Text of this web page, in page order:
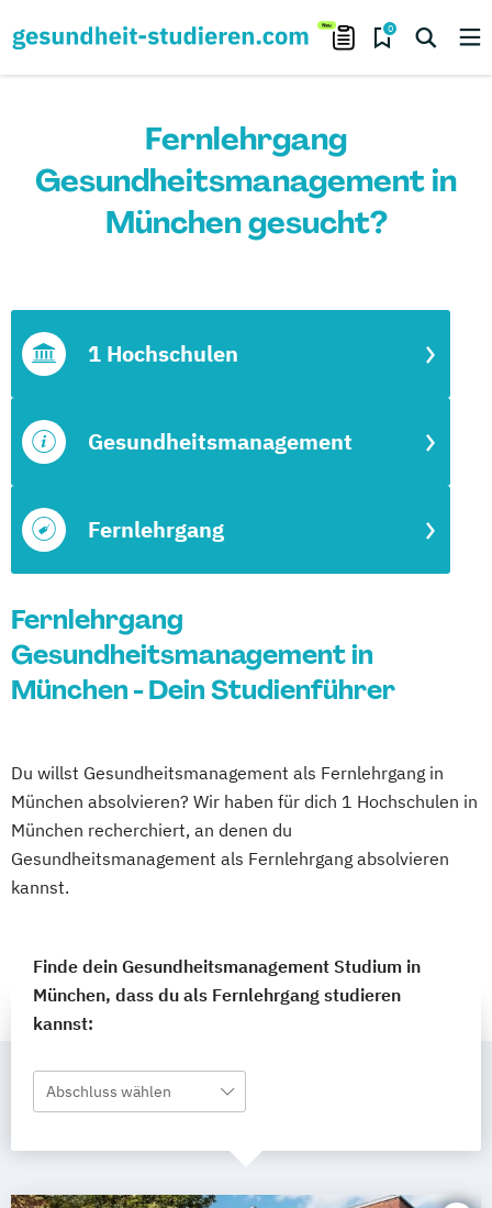
0
Fernlehrgang
Gesundheitsmanagement in
München gesucht?
Fernlehrgang
Gesundheitsmanagement
1 Hochschulen
Fernlehrgang
Gesundheitsmanagement in
München - Dein Studienführer
Du willst Gesundheitsmanagement als Fernlehrgang in
München absolvieren? Wir haben für dich 1 Hochschulen in
München recherchiert, an denen du
Gesundheitsmanagement als Fernlehrgang absolvieren
kannst.
Finde dein Gesundheitsmanagement Studium in
München, dass du als Fernlehrgang studieren
kannst:
Abschluss wählen